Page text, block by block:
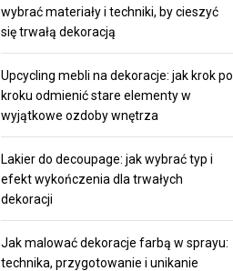
wybrać materiały i techniki, by cieszyć
się trwałą dekoracją
Upcycling mebli na dekoracje: jak krok po
kroku odmienić stare elementy w
wyjątkowe ozdoby wnętrza
Lakier do decoupage: jak wybrać typ i
efekt wykończenia dla trwałych
dekoracji
Jak malować dekoracje farbą w sprayu:
technika, przygotowanie i unikanie